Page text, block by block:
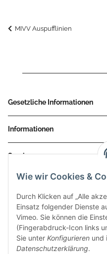
Wie wir Cookies &
Durch Klicken auf „Alle
Einsatz folgender Dienste
Vimeo. Sie können die
(Fingerabdruck-Icon links
Sie unter Konfigurieren und
Datenschutzerklärung.
MIVV Auspufflinien
Gesetzliche Informationen
Informationen
Service
Zahlungsmethoden